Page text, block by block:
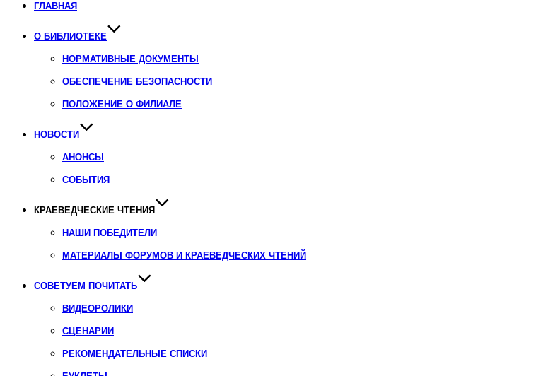
ГЛАВНАЯ
О БИБЛИОТЕКЕ
НОРМАТИВНЫЕ ДОКУМЕНТЫ
ОБЕСПЕЧЕНИЕ БЕЗОПАСНОСТИ
ПОЛОЖЕНИЕ О ФИЛИАЛЕ
НОВОСТИ
АНОНСЫ
СОБЫТИЯ
КРАЕВЕДЧЕСКИЕ ЧТЕНИЯ
НАШИ ПОБЕДИТЕЛИ
МАТЕРИАЛЫ ФОРУМОВ И КРАЕВЕДЧЕСКИХ ЧТЕНИЙ
СОВЕТУЕМ ПОЧИТАТЬ
ВИДЕОРОЛИКИ
СЦЕНАРИИ
РЕКОМЕНДАТЕЛЬНЫЕ СПИСКИ